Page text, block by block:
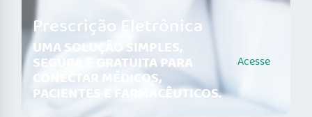
Prescrição Eletrônica
UMA SOLUÇÃO SIMPLES,
SEGURA E GRATUITA PARA
CONECTAR MÉDICOS,
PACIENTES E FARMACÊUTICOS.
Acesse